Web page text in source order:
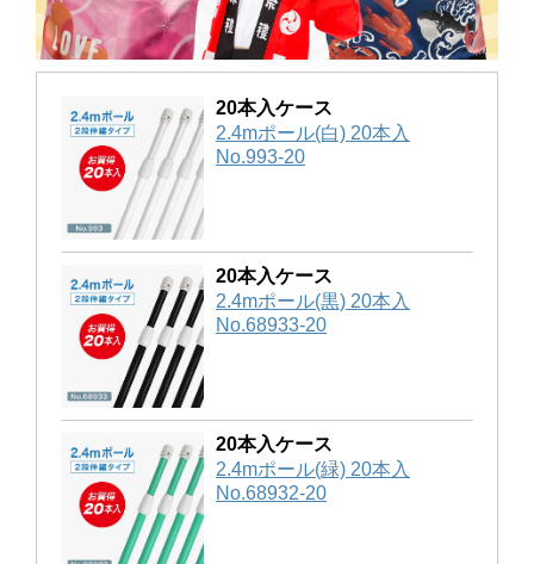
20本入ケース
2.4mポール(白) 20本入
No.993-20
20本入ケース
2.4mポール(黒) 20本入
No.68933-20
20本入ケース
2.4mポール(緑) 20本入
No.68932-20